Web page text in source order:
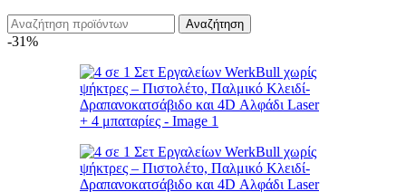
Αναζήτηση
-31%